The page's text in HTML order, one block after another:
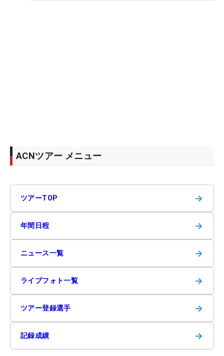
ACNツアー メニュー
ツアーTOP →
年間日程 →
ニュース一覧 →
ライブフォト一覧 →
ツアー登録選手 →
記録成績 →